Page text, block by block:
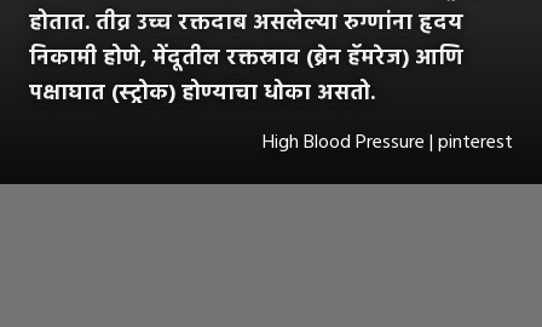
होतात. तीव्र उच्च रक्तदाब असलेल्या रुग्णांना हृदय
निकामी होणे, मेंदूतील रक्तस्राव (ब्रेन हॅमरेज) आणि
पक्षाघात (स्ट्रोक) होण्याचा धोका असतो.
High Blood Pressure | pinterest